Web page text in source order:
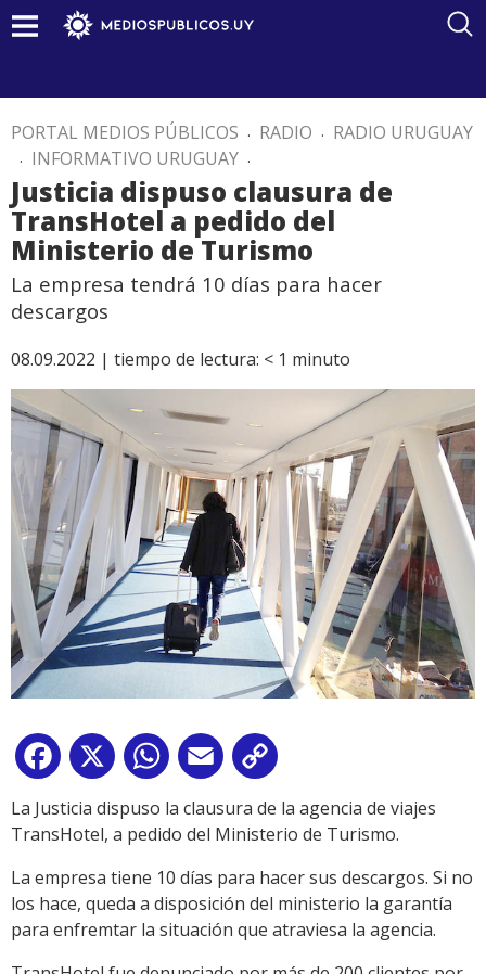
PORTAL MEDIOS PÚBLICOS . RADIO . RADIO URUGUAY
. INFORMATIVO URUGUAY .
Justicia dispuso clausura de
TransHotel a pedido del
Ministerio de Turismo
La empresa tendrá 10 días para hacer
descargos
08.09.2022 | tiempo de lectura: < 1 minuto
Facebook
X WhatsApp
Email
Link
La Justicia dispuso la clausura de la agencia de viajes
TransHotel, a pedido del Ministerio de Turismo.
La empresa tiene 10 días para hacer sus descargos. Si no
los hace, queda a disposición del ministerio la garantía
para enfremtar la situación que atraviesa la agencia.